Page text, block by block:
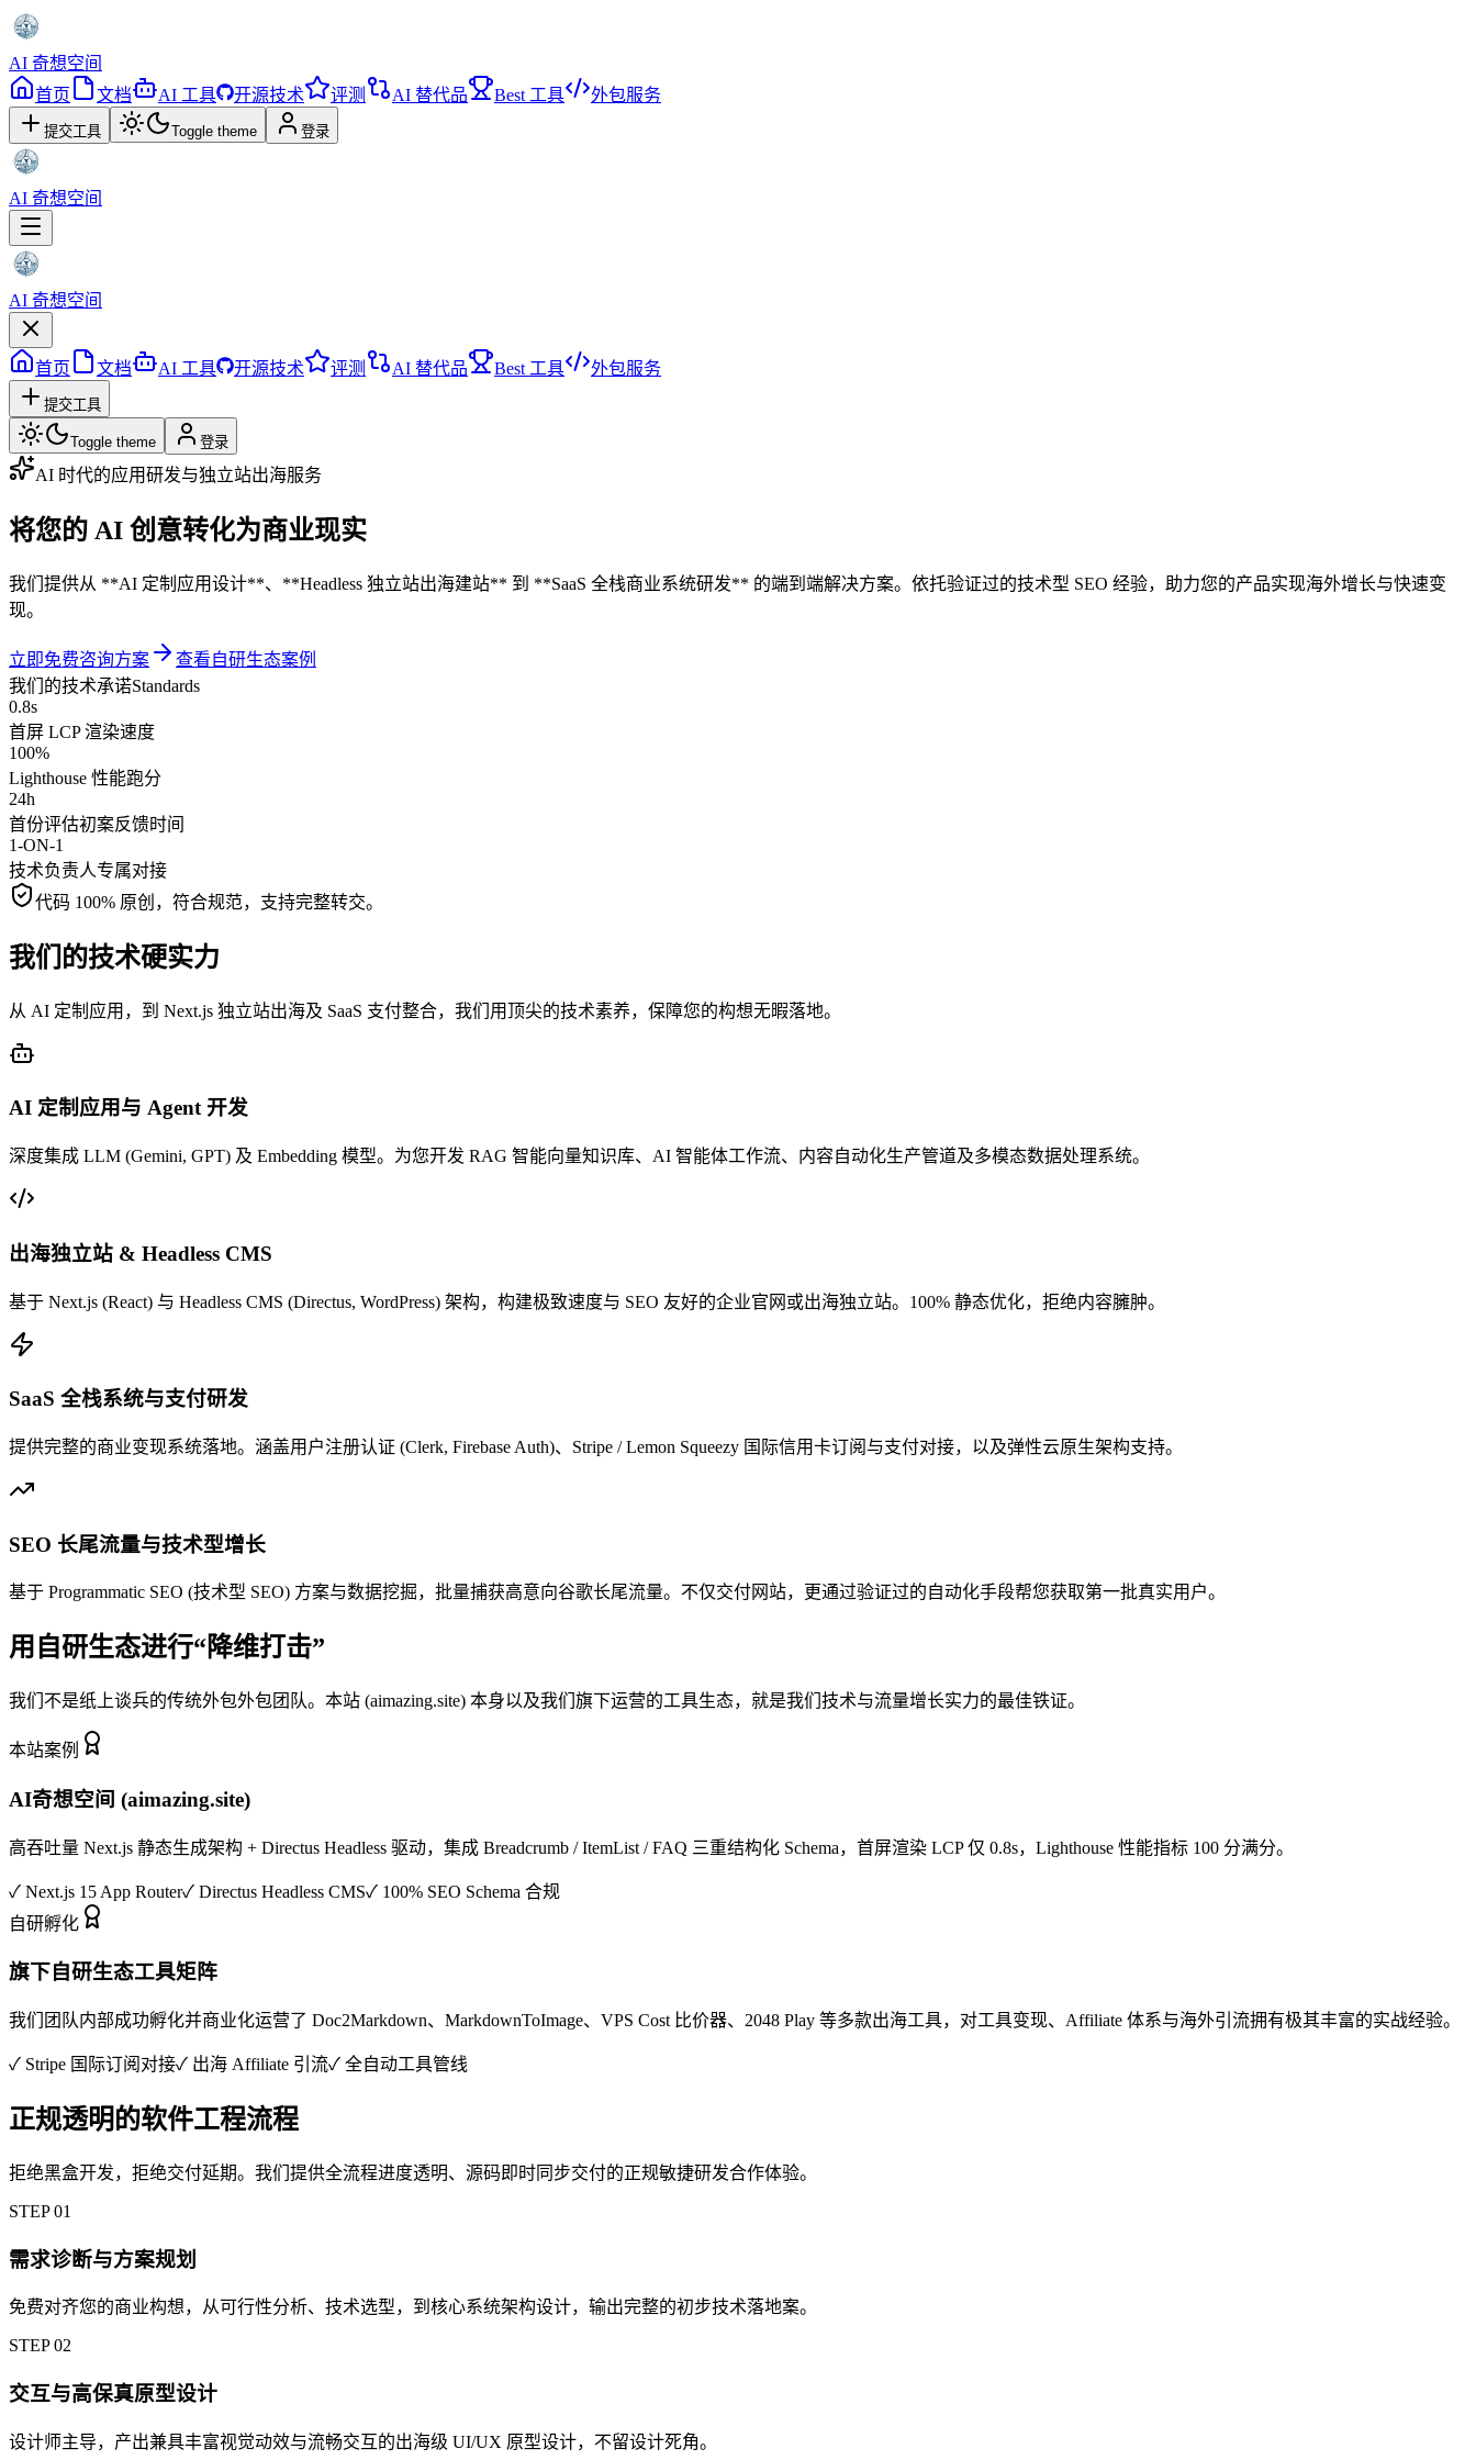
AI 奇想空间
首页
文档 AI 工具 开源技术 评测 AI 替代品 Best 工具 外包服务
提交工具 Toggle theme 登录
AI 奇想空间
AI 奇想空间
首页 文档 AI 工具 开源技术 评测 AI 替代品 Best 工具 外包服务
提交工具
Toggle theme 登录
AI 时代的应用研发与独立站出海服务
将您的 AI 创意转化为商业现实
我们提供从 **AI 定制应用设计**、**Headless 独立站出海建站** 到 **SaaS 全栈商业系统研发** 的端到端解决方案。依托验证过的技术型 SEO 经验，助力您的产品实现海外增长与快速变
现。
立即免费咨询方案
查看自研生态案例
我们的技术承诺Standards
0.8s
首屏 LCP 渲染速度
100%
Lighthouse 性能跑分
24h
首份评估初案反馈时间
1-ON-1
技术负责人专属对接
代码 100% 原创，符合规范，支持完整转交。
我们的技术硬实力
从 AI 定制应用，到 Next.js 独立站出海及 SaaS 支付整合，我们用顶尖的技术素养，保障您的构想无暇落地。
AI 定制应用与 Agent 开发
深度集成 LLM (Gemini, GPT) 及 Embedding 模型。为您开发 RAG 智能向量知识库、AI 智能体工作流、内容自动化生产管道及多模态数据处理系统。
出海独立站 & Headless CMS
基于 Next.js (React) 与 Headless CMS (Directus, WordPress) 架构，构建极致速度与 SEO 友好的企业官网或出海独立站。100% 静态优化，拒绝内容臃肿。
SaaS 全栈系统与支付研发
提供完整的商业变现系统落地。涵盖用户注册认证 (Clerk, Firebase Auth)、Stripe / Lemon Squeezy 国际信用卡订阅与支付对接，以及弹性云原生架构支持。
SEO 长尾流量与技术型增长
基于 Programmatic SEO (技术型 SEO) 方案与数据挖掘，批量捕获高意向谷歌长尾流量。不仅交付网站，更通过验证过的自动化手段帮您获取第一批真实用户。
用自研生态进行“降维打击”
我们不是纸上谈兵的传统外包外包团队。本站 (aimazing.site) 本身以及我们旗下运营的工具生态，就是我们技术与流量增长实力的最佳铁证。
本站案例
AI奇想空间 (aimazing.site)
高吞吐量 Next.js 静态生成架构 + Directus Headless 驱动，集成 Breadcrumb / ItemList / FAQ 三重结构化 Schema，首屏渲染 LCP 仅 0.8s，Lighthouse 性能指标 100 分满分。
✓ Next.js 15 App Router✓ Directus Headless CMS✓ 100% SEO Schema 合规
自研孵化
旗下自研生态工具矩阵
我们团队内部成功孵化并商业化运营了 Doc2Markdown、MarkdownToImage、VPS Cost 比价器、2048 Play 等多款出海工具，对工具变现、Affiliate 体系与海外引流拥有极其丰富的实战经验。
✓ Stripe 国际订阅对接✓ 出海 Affiliate 引流✓ 全自动工具管线
正规透明的软件工程流程
拒绝黑盒开发，拒绝交付延期。我们提供全流程进度透明、源码即时同步交付的正规敏捷研发合作体验。
STEP01
需求诊断与方案规划
免费对齐您的商业构想，从可行性分析、技术选型，到核心系统架构设计，输出完整的初步技术落地案。
STEP02
交互与高保真原型设计
设计师主导，产出兼具丰富视觉动效与流畅交互的出海级 UI/UX 原型设计，不留设计死角。